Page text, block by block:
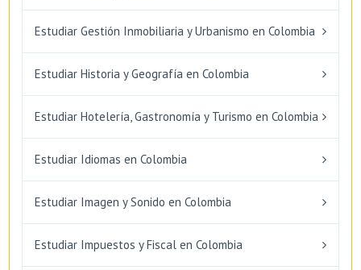
Estudiar Gestión Inmobiliaria y Urbanismo en Colombia
Estudiar Historia y Geografía en Colombia
Estudiar Hotelería, Gastronomía y Turismo en Colombia
Estudiar Idiomas en Colombia
Estudiar Imagen y Sonido en Colombia
Estudiar Impuestos y Fiscal en Colombia